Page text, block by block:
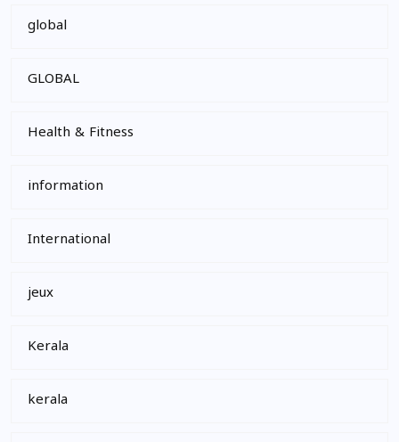
global
GLOBAL
Health & Fitness
information
International
jeux
Kerala
kerala